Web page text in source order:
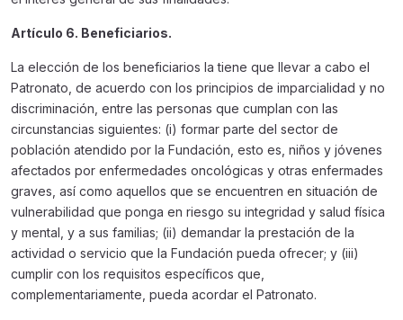
Artículo 6. Beneficiarios.
La elección de los beneficiarios la tiene que llevar a cabo el
Patronato, de acuerdo con los principios de imparcialidad y no
discriminación, entre las personas que cumplan con las
circunstancias siguientes: (i) formar parte del sector de
población atendido por la Fundación, esto es, niños y jóvenes
afectados por enfermedades oncológicas y otras enfermades
graves, así como aquellos que se encuentren en situación de
vulnerabilidad que ponga en riesgo su integridad y salud física
y mental, y a sus familias; (ii) demandar la prestación de la
actividad o servicio que la Fundación pueda ofrecer; y (iii)
cumplir con los requisitos específicos que,
complementariamente, pueda acordar el Patronato.